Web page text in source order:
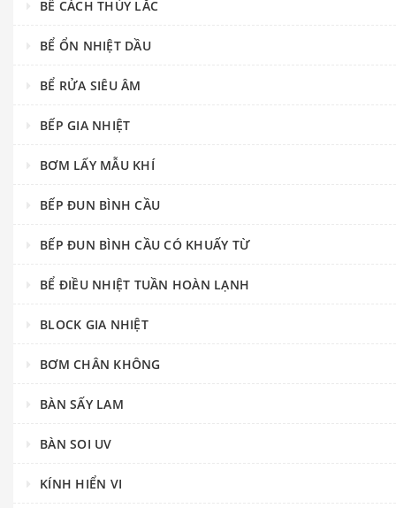
BỂ CÁCH THỦY LẮC
BỂ ỔN NHIỆT DẦU
BỂ RỬA SIÊU ÂM
BẾP GIA NHIỆT
BƠM LẤY MẪU KHÍ
BẾP ĐUN BÌNH CẦU
BẾP ĐUN BÌNH CẦU CÓ KHUẤY TỪ
BỂ ĐIỀU NHIỆT TUẦN HOÀN LẠNH
BLOCK GIA NHIỆT
BƠM CHÂN KHÔNG
BÀN SẤY LAM
BÀN SOI UV
KÍNH HIỂN VI